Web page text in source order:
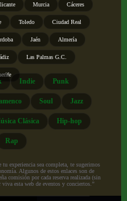
Murcia Cáceres
Toledo Ciudad Real
Jaén Almería
Las Palmas G.C.
Indie Punk
Soul Jazz
Clásica Hip-hop
Rap
experiencia sea completa, te sugerimos
Algunos de estos enlaces son de
comisión por cada reserva realizada (sin
esta web de eventos y conciertos.”